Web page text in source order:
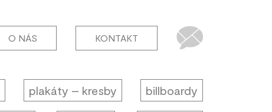
O NÁS KONTAKT
plakáty – kresby billboardy